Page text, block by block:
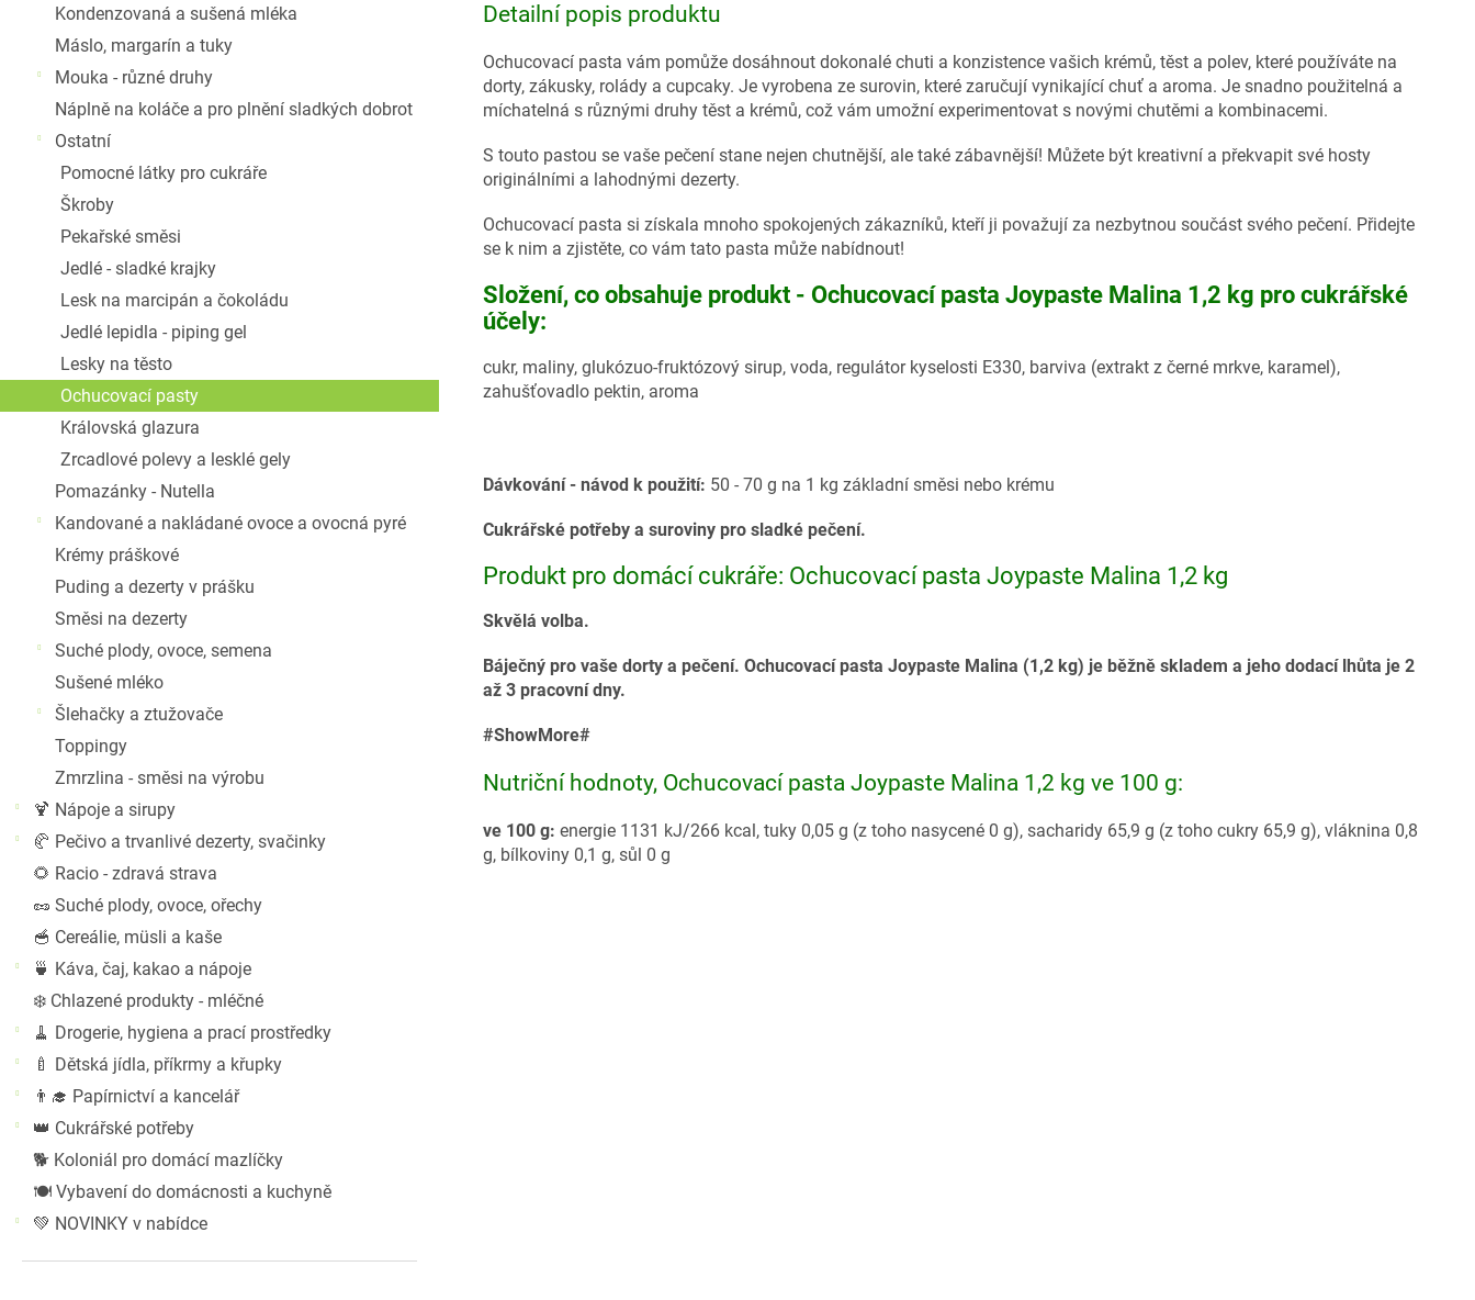
Kondenzovaná a sušená mléka
Máslo, margarín a tuky
Mouka - různé druhy
Náplně na koláče a pro plnění sladkých dobrot
Ostatní
Pomocné látky pro cukráře
Škroby
Pekařské směsi
Jedlé - sladké krajky
Lesk na marcipán a čokoládu
Jedlé lepidla - piping gel
Lesky na těsto
Ochucovací pasty
Královská glazura
Zrcadlové polevy a lesklé gely
Pomazánky - Nutella
Kandované a nakládané ovoce a ovocná pyré
Krémy práškové
Puding a dezerty v prášku
Směsi na dezerty
Suché plody, ovoce, semena
Sušené mléko
Šlehačky a ztužovače
Toppingy
Zmrzlina - směsi na výrobu
🍹 Nápoje a sirupy
🥐 Pečivo a trvanlivé dezerty, svačinky
🌻 Racio - zdravá strava
🥜 Suché plody, ovoce, ořechy
🥣 Cereálie, müsli a kaše
🍵 Káva, čaj, kakao a nápoje
❄️ Chlazené produkty - mléčné
🧹 Drogerie, hygiena a prací prostředky
🍼 Dětská jídla, příkrmy a křupky
👨‍🎓 Papírnictví a kancelář
👑 Cukrářské potřeby
🐕 Koloniál pro domácí mazlíčky
🍽️ Vybavení do domácnosti a kuchyně
💚 NOVINKY v nabídce
Detailní popis produktu
Ochucovací pasta vám pomůže dosáhnout dokonalé chuti a konzistence vašich krémů, těst a polev, které používáte na
dorty, zákusky, rolády a cupcaky. Je vyrobena ze surovin, které zaručují vynikající chuť a aroma. Je snadno použitelná a
míchatelná s různými druhy těst a krémů, což vám umožní experimentovat s novými chutěmi a kombinacemi.
S touto pastou se vaše pečení stane nejen chutnější, ale také zábavnější! Můžete být kreativní a překvapit své hosty
originálními a lahodnými dezerty.
Ochucovací pasta si získala mnoho spokojených zákazníků, kteří ji považují za nezbytnou součást svého pečení. Přidejte
se k nim a zjistěte, co vám tato pasta může nabídnout!
Složení, co obsahuje produkt - Ochucovací pasta Joypaste Malina 1,2 kg pro cukrářské
účely:
cukr, maliny, glukózuo-fruktózový sirup, voda, regulátor kyselosti E330, barviva (extrakt z černé mrkve, karamel),
zahušťovadlo pektin, aroma
Dávkování - návod k použití: 50 - 70 g na 1 kg základní směsi nebo krému
Cukrářské potřeby a suroviny pro sladké pečení.
Produkt pro domácí cukráře: Ochucovací pasta Joypaste Malina 1,2 kg
Skvělá volba.
Báječný pro vaše dorty a pečení. Ochucovací pasta Joypaste Malina (1,2 kg) je běžně skladem a jeho dodací lhůta je 2
až 3 pracovní dny.
#ShowMore#
Nutriční hodnoty, Ochucovací pasta Joypaste Malina 1,2 kg ve 100 g:
ve 100 g: energie 1131 kJ/266 kcal, tuky 0,05 g (z toho nasycené 0 g), sacharidy 65,9 g (z toho cukry 65,9 g), vláknina 0,8
g, bílkoviny 0,1 g, sůl 0 g